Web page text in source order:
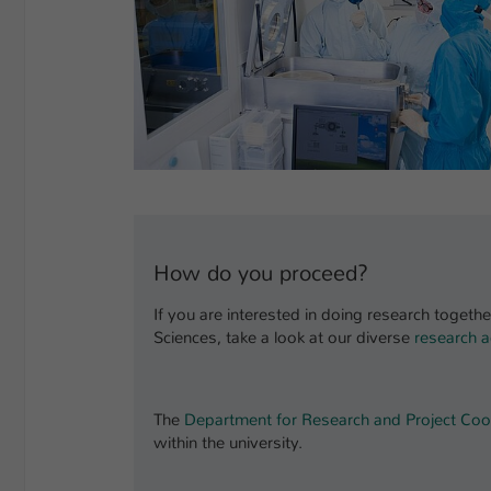
How do you proceed?
If you are interested in doing research
Sciences, take a look at our diverse research
The Department for Research and Project
within the university.